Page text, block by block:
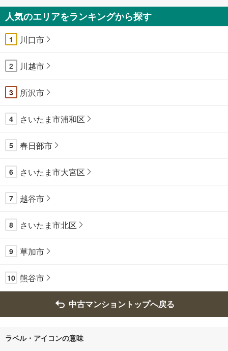
人気のエリアをランキングから探す
1 川口市
2 川越市
3 所沢市
4 さいたま市浦和区
5 春日部市
6 さいたま市大宮区
7 越谷市
8 さいたま市北区
9 草加市
10 熊谷市
中古マンショントップへ戻る
ラベル・アイコンの意味